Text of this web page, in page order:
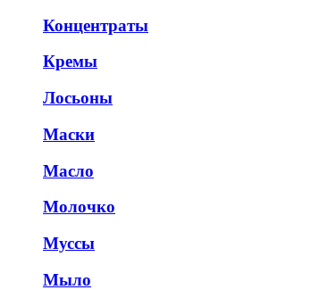
Концентраты
Кремы
Лосьоны
Маски
Масло
Молочко
Муссы
Мыло